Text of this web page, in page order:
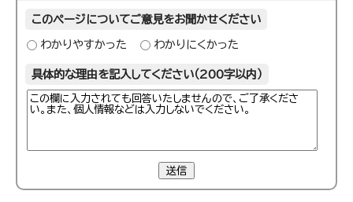
このページについてご意見をお聞かせください
わかりやすかった わかりにくかった
具体的な理由を記入してください（200字以内）
送信